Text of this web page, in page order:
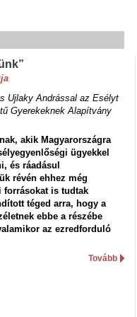
Ujlaky Andrással az Esélyt
Gyerekeknek Alapítvány
akik Magyarországra
ügyekkel
és ráadásul
révén ehhez még
forrásokat is tudtak
téged arra, hogy a
ebbe a részébe
az ezredforduló
Tovább